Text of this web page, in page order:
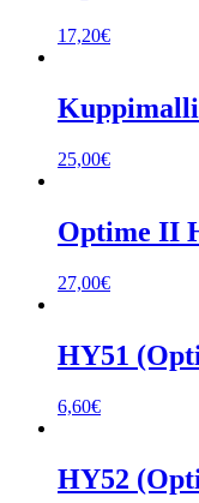
17,20€
25,00€
Optime II
27,00€
HY51
6,60€
HY52